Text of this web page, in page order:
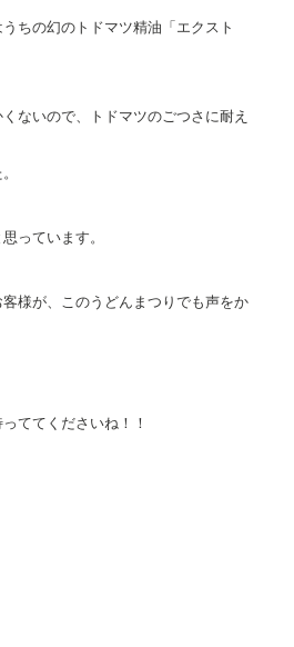
ちの幻のトドマツ精油「エクスト
ないので、トドマツのごつさに耐え
っています。
様が、このうどんまつりでも声をか
ててくださいね！！